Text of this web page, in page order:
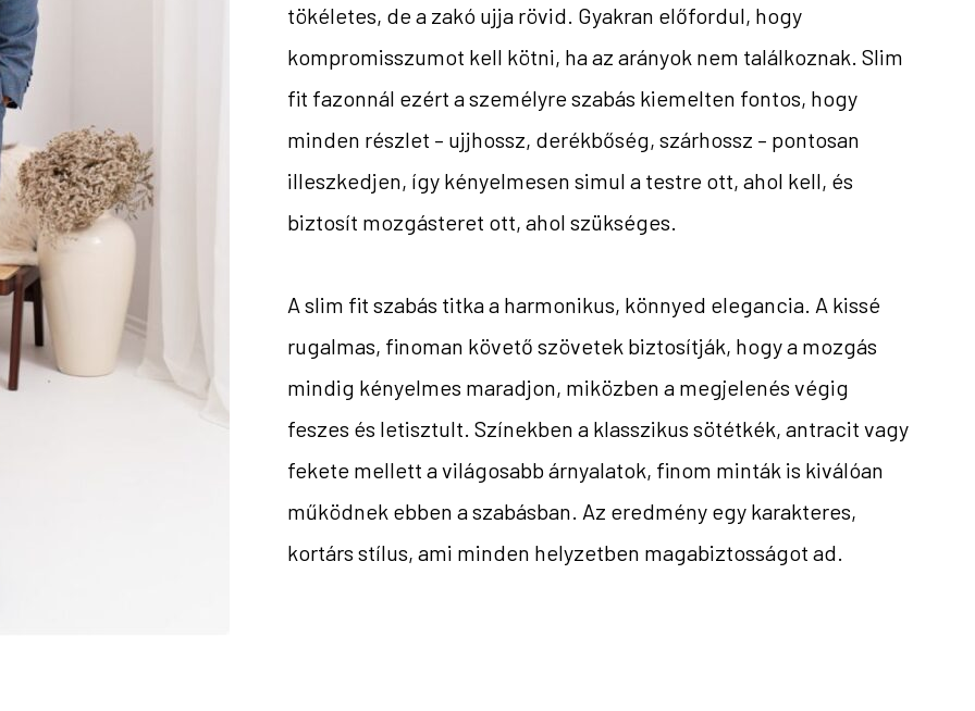
tökéletes, de a zakó ujja rövid. Gyakran előfordul, hogy
kompromisszumot kell kötni, ha az arányok nem találkoznak. Slim
fit fazonnál ezért a személyre szabás kiemelten fontos, hogy
minden részlet – ujjhossz, derékbőség, szárhossz – pontosan
illeszkedjen, így kényelmesen simul a testre ott, ahol kell, és
biztosít mozgásteret ott, ahol szükséges.
A slim fit szabás titka a harmonikus, könnyed elegancia. A kissé
rugalmas, finoman követő szövetek biztosítják, hogy a mozgás
mindig kényelmes maradjon, miközben a megjelenés végig
feszes és letisztult. Színekben a klasszikus sötétkék, antracit vagy
fekete mellett a világosabb árnyalatok, finom minták is kiválóan
működnek ebben a szabásban. Az eredmény egy karakteres,
kortárs stílus, ami minden helyzetben magabiztosságot ad.